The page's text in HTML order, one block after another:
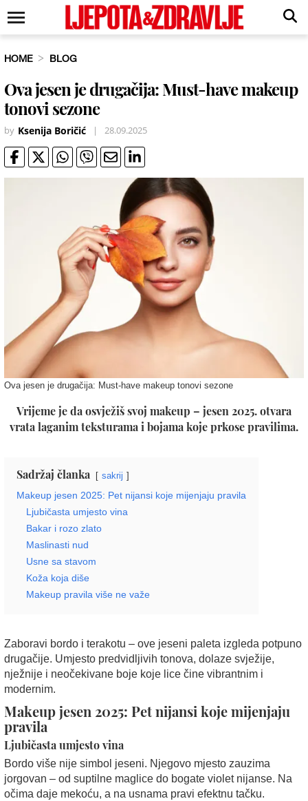
HOME BLOG
Ova jesen je drugačija: Must-have makeup
tonovi sezone
by Ksenija Boričić | 28.09.2025
Ova jesen je drugačija: Must-have makeup tonovi sezone
Vrijeme je da osvježiš svoj makeup – jesen 2025. otvara
vrata laganim teksturama i bojama koje prkose pravilima.
Sadržaj članka sakrij
Makeup jesen 2025: Pet nijansi koje mijenjaju pravila
Ljubičasta umjesto vina
Bakar i rozo zlato
Maslinasti nud
Usne sa stavom
Koža koja diše
Makeup pravila više ne važe
Zaboravi bordo i terakotu – ove jeseni paleta izgleda potpuno
drugačije. Umjesto predvidljivih tonova, dolaze svježije,
nježnije i neočekivane boje koje lice čine vibrantnim i
modernim.
Makeup jesen 2025: Pet nijansi koje mijenjaju
pravila
Ljubičasta umjesto vina
Bordo više nije simbol jeseni. Njegovo mjesto zauzima
jorgovan – od suptilne maglice do bogate violet nijanse. Na
očima daje mekoću, a na usnama pravi efektnu tačku.